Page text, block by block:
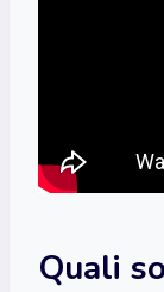
Quali